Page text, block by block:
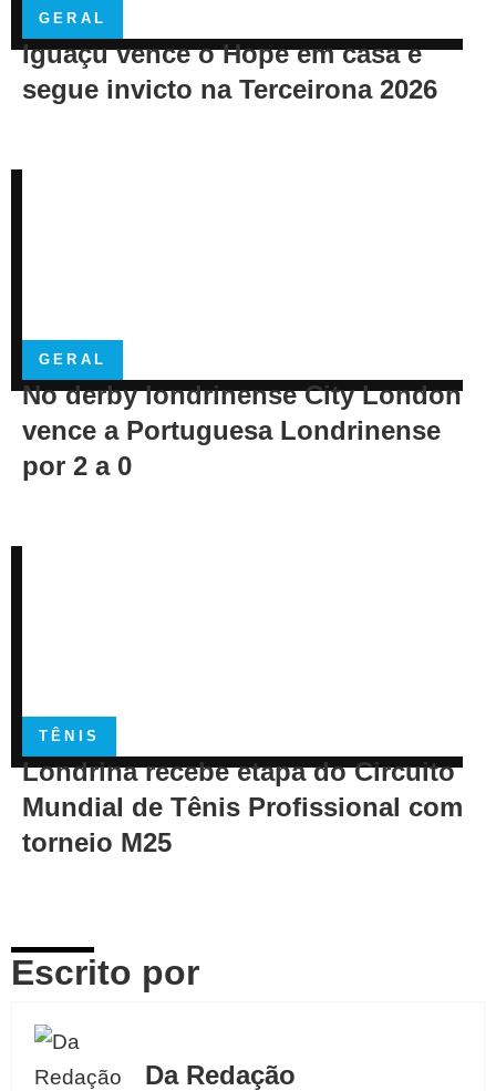
GERAL
Iguaçu vence o Hope em casa e
segue invicto na Terceirona 2026
GERAL
No derby londrinense City London
vence a Portuguesa Londrinense
por 2 a 0
TÊNIS
Londrina recebe etapa do Circuito
Mundial de Tênis Profissional com
torneio M25
Escrito por
Da Redação